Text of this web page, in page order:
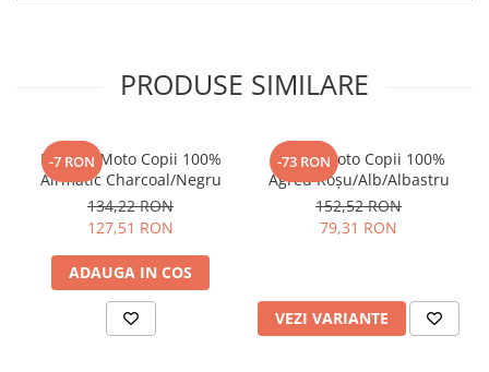
Rapid
Constructie: Ergonomica
PRODUSE SIMILARE
-7 RON
Mănuși Moto Copii 100%
Airmatic Charcoal/Negru
134,22 RON
127,51 RON
ADAUGA IN COS
-73 RON
Tricou Moto Copii 100%
Agred Roșu/Alb/Albastru
152,52 RON
79,31 RON
VEZI VARIANTE